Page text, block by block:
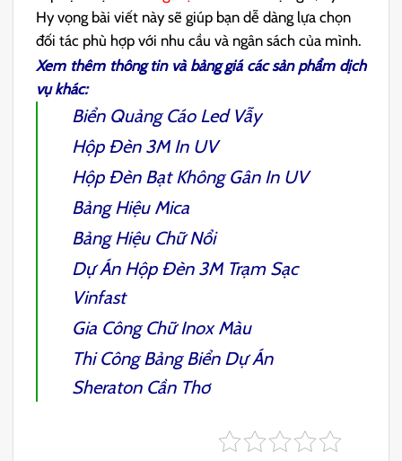
Hy vọng bài viết này sẽ giúp bạn dễ dàng lựa chọn
đối tác phù hợp với nhu cầu và ngân sách của mình.
Xem thêm thông tin và bảng giá các sản phẩm dịch
vụ khác:
Biển Quảng Cáo Led Vẫy
Hộp Đèn 3M In UV
Hộp Đèn Bạt Không Gân In UV
Bảng Hiệu Mica
Bảng Hiệu Chữ Nổi
Dự Án Hộp Đèn 3M Trạm Sạc
Vinfast
Gia Công Chữ Inox Màu
Thi Công Bảng Biển Dự Án
Sheraton Cần Thơ